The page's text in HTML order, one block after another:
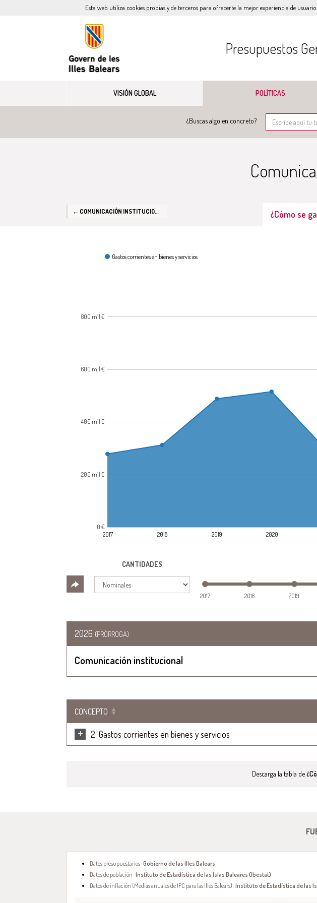
Esta web utiliza cookies propias y de terceros para ofrecerte la mejor experiencia de
Presupuestos
VISIÓN GLOBAL POLÍTICAS
¿Buscas algo en concreto?
← COMUNICACIÓN INSTITUCIONAL ¿Cómo se
Gastos corrientes en bienes y servicios
2017 2018 2019 2020
0 €
200 mil €
400 mil €
600 mil €
800 mil €
CANTIDADES
2017 2018 2019
2026 (PRÓRROGA)
Comunicación institucional
CONCEPTO
+ 2. Gastos corrientes en bienes y servicios
Descarga la tabla de
Datos presupuestarios ·Gobierno de las Illes Balears
Datos de población ·Instituto de Estadística de las Islas Baleares (Ibestat)
Datos de inflación (Medias anuales de IPC para las Illes Balears) ·Instituto de Estadística de las